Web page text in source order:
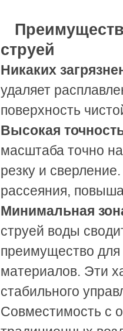
струей
Никаких
удаляет
поверхность
Высокая
масштаба точно
резку и
рассеяния,
Минимальная
струей воды
преимущество для
материалов. Эти
стабильного
Совместимость с